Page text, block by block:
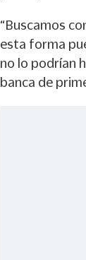
“Buscamos
esta forma
no lo podrían
banca de